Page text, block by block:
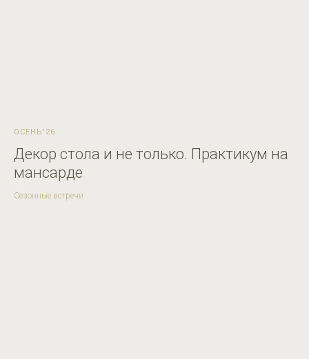
ОСЕНЬ'26
Декор стола и не только. Практикум на
мансарде
Сезонные встречи